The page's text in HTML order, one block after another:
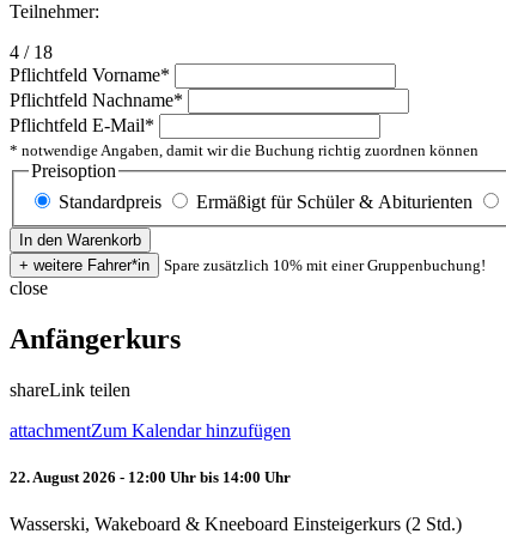
Teilnehmer:
4 / 18
Pflichtfeld Vorname*
Pflichtfeld Nachname*
Pflichtfeld E-Mail*
* notwendige Angaben, damit wir die Buchung richtig zuordnen können
Preisoption
Standardpreis
Ermäßigt für Schüler & Abiturienten
Spare zusätzlich 10% mit einer Gruppenbuchung!
close
Anfängerkurs
shareLink teilen
attachmentZum Kalendar hinzufügen
22. August 2026 - 12:00 Uhr bis 14:00 Uhr
Wasserski, Wakeboard & Kneeboard Einsteigerkurs (2 Std.)